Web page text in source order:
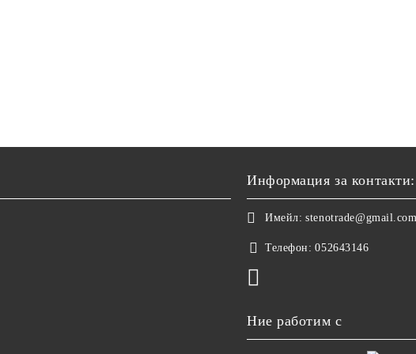
Информация за контакти:
Имейл:
Телефон: 052643146
Ние работим с